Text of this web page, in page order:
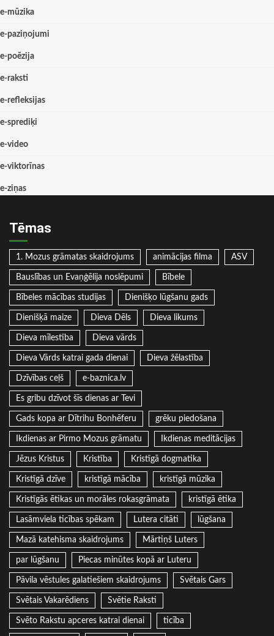
e-mūzika
e-paziņojumi
e-poēzija
e-raksti
e-refleksijas
e-sprediķi
e-video
e-viktorīnas
e-ziņas
Tēmas
1. Mozus grāmatas skaidrojums animācijas filma ASV
Bauslības un Evaņģēlija noslēpumi Bībele
Bībeles mācības studijas Dienišķo lūgšanu gads
Dienišķā maize Dieva Dēls Dieva likums
Dieva mīlestība Dieva vārds
Dieva Vārds katrai gada dienai Dieva žēlastība
Dzīvības ceļš e-baznica.lv
Es gribu dzīvot šīs dienas ar Tevi
Gads kopa ar Dītrihu Bonhēferu grēku piedošana
Ikdienas ar Pirmo Mozus grāmatu Ikdienas meditācijas
Jēzus Kristus Kristība Kristīgā dogmatika
Kristīgā dzīve kristīgā mācība kristīgā mūzika
Kristīgās ētikas un morāles rokasgrāmata kristīgā ētika
Lasāmviela ticības spēkam Lutera citāti lūgšana
Mazā katehisma skaidrojums Mārtiņš Luters
par lūgšanu Piecas minūtes kopā ar Luteru
Pāvila vēstules galatiešiem skaidrojums Svētais Gars
Svētais Vakarēdiens Svētie Raksti
Svēto Rakstu apceres katrai dienai ticība